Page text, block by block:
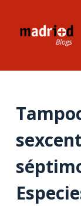
a
a
n